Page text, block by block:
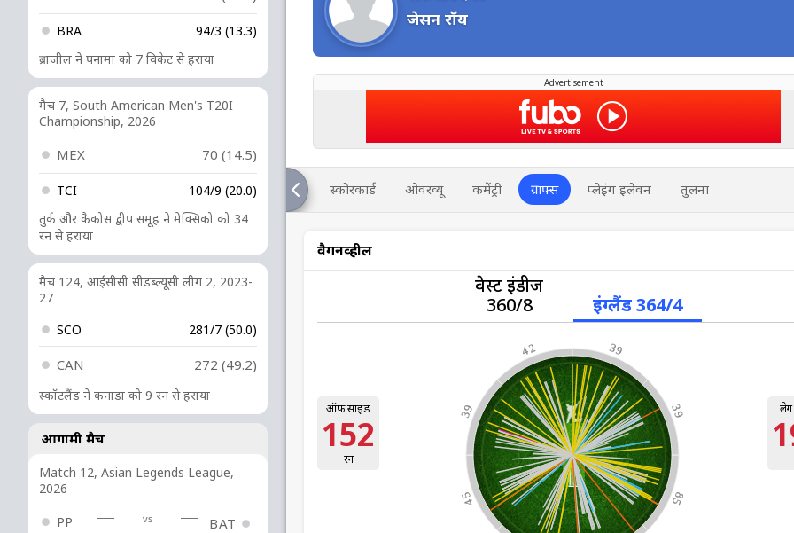
BRA
94/3 (13.3)
ब्राजील ने पनामा को 7 विकेट से हराया
मैच 7, South American Men's T20I
Championship, 2026
MEX 70 (14.5)
TCI
104/9 (20.0)
तुर्क और कैकोस द्वीप समूह ने मेक्सिको को 34
रन से हराया
मैच 124, आईसीसी सीडब्ल्यूसी लीग 2, 2023-
27
SCO
281/7 (50.0)
CAN 272 (49.2)
स्कॉटलैंड ने कनाडा को 9 रन से हराया
आगामी मैच
Match 12, Asian Legends League,
2026
PP vs BAT
जेसन रॉय
Advertisement
स्कोरकार्ड ओवरव्यू कमेंट्री ग्राफ्स प्लेइंग इलेवन तुलना
वैगनव्हील
वेस्ट इंडीज
360/8
इंग्लैंड 364/4
39
39
42
39
45 85
ऑफ साइड
152
रन
लेग